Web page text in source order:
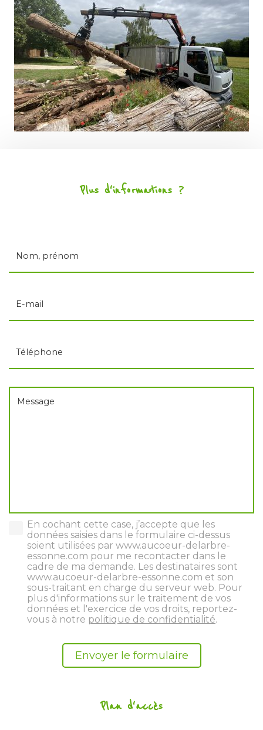
Plus d'informations ?
Nom, prénom
E-mail
Téléphone
Message
En cochant cette case, j’accepte que les
données saisies dans le formulaire ci-dessus
soient utilisées par www.aucoeur-delarbre-
essonne.com pour me recontacter dans le
cadre de ma demande. Les destinataires sont
www.aucoeur-delarbre-essonne.com et son
sous-traitant en charge du serveur web. Pour
plus d'informations sur le traitement de vos
données et l'exercice de vos droits, reportez-
vous à notre politique de confidentialité.
Plan d'accès